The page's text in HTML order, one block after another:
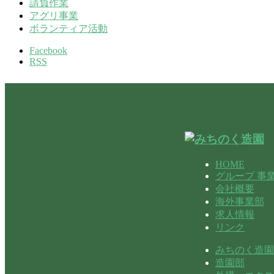
請負作業
アグリ事業
ボランティア活動
Facebook
RSS
HOME
グループ 事
会社概要
海外事業部
求人情報
リンク
みちのく造園
造園部